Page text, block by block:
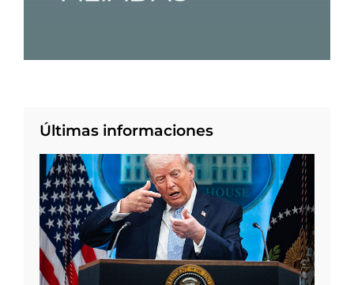
Últimas informaciones